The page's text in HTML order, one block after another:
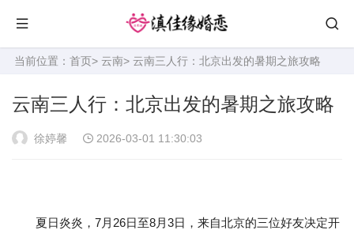
当前位置： 首页> 云南> 云南三人行：北京出发的暑期之旅攻略
云南三人行：北京出发的暑期之旅攻略
徐婷馨 2026-03-01 11:30:03
夏日炎炎，7月26日至8月3日，来自北京的三位好友决定开